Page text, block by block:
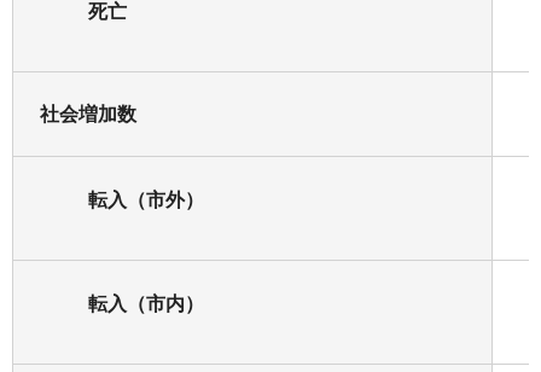
死亡
社会増加数
転入（市外）
転入（市内）